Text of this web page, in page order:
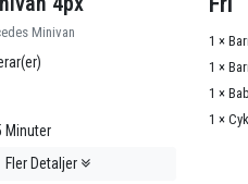
Minivan
Minuter
Fler Detaljer
1 ×
1 ×
1 ×
1 ×